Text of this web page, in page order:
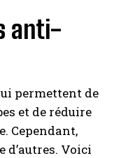
anti-
permettent de
et de réduire
Cependant,
d’autres. Voici